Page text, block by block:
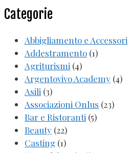
Categorie
Abbigliamento e Accessori
Addestramento (1)
Agriturismi (4)
Argentovivo Academy (4)
Asili (3)
Associazioni Onlus (23)
Bar e Ristoranti (5)
Beauty (22)
Casting (1)